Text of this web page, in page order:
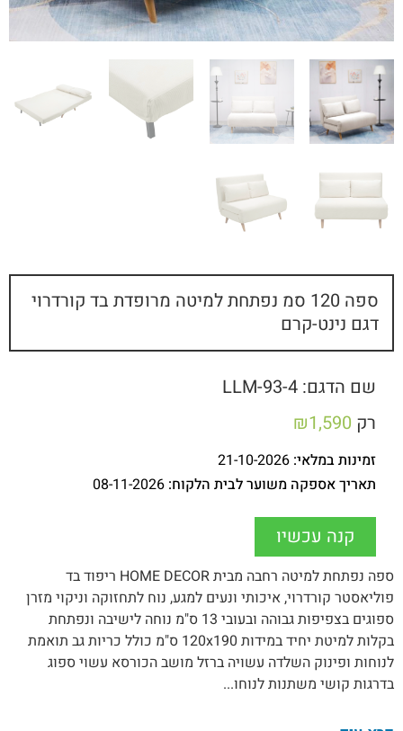
ספה 120 סמ נפתחת למיטה מרופדת בד קורדרוי
דגם נינט-קרם
שם הדגם: LLM-93-4
רק
₪1,590
זמינות במלאי: 21-10-2026
תאריך אספקה משוער לבית הלקוח: 08-11-2026
קנה עכשיו
ספה נפתחת למיטה רחבה מבית HOME DECOR ריפוד בד
פוליאסטר קורדרוי, איכותי ונעים למגע, נוח לתחזוקה וניקוי מזרן
ספוגים בצפיפות גבוהה ובעובי 13 ס"מ נוחה לישיבה ונפתחת
בקלות למיטת יחיד במידות 120x190 ס"מ כולל כריות גב תואמת
לנוחות ופינוק השלדה עשויה ברזל מושב הכורסא עשוי ספוג
בדרגות קושי משתנות לנוחו...